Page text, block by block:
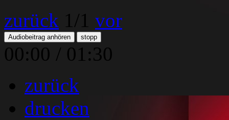
zurück 1 /1 vor
Audiobeitrag anhören stopp
00:00 / 01:30
zurück
drucken